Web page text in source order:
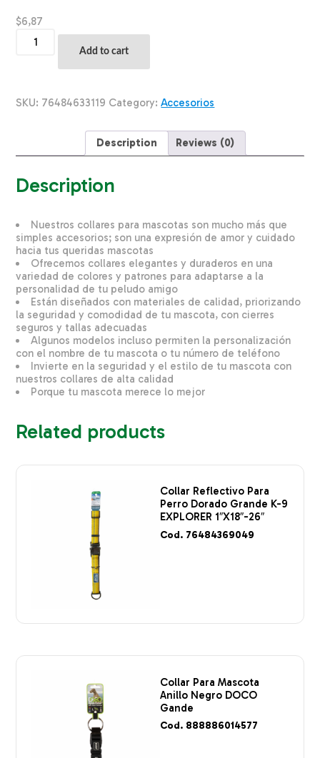
$6,87
Estampado
LAZER
Add to cart
SKU: 76484633119 Category:Accesorios
Description Reviews (0)
Description
Nuestros collares para mascotas son mucho más que
simples accesorios; son una expresión de amor y cuidado
hacia tus queridas mascotas
Ofrecemos collares elegantes y duraderos en una
variedad de colores y patrones para adaptarse a la
personalidad de tu peludo amigo
Están diseñados con materiales de calidad, priorizando
la seguridad y comodidad de tu mascota, con cierres
seguros y tallas adecuadas
Algunos modelos incluso permiten la personalización
con el nombre de tu mascota o tu número de teléfono
Invierte en la seguridad y el estilo de tu mascota con
nuestros collares de alta calidad
Porque tu mascota merece lo mejor
Related products
Collar Reflectivo Para
Perro Dorado Grande K-9
EXPLORER 1″X18″-26″
Cod. 76484369049
Collar Para Mascota
Anillo Negro DOCO
Gande
Cod. 888886014577